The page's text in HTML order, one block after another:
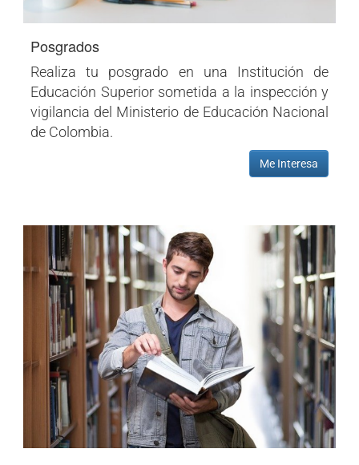
Posgrados
Realiza tu posgrado en una Institución de
Educación Superior sometida a la inspección y
vigilancia del Ministerio de Educación Nacional
de Colombia.
Me Interesa